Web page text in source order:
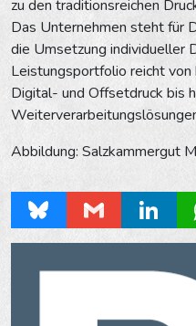
zu den traditionsreichen
Das Unternehmen steht für
die Umsetzung individueller
Leistungsportfolio reicht
Digital- und Offsetdruck bis
Abbildung: Salzkammergut
Bluesky Gmail